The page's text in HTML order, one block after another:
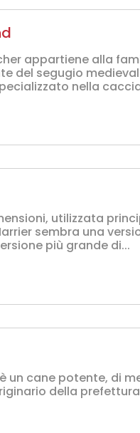
appartiene alla
del segugio
nella
utilizzata
sembra una
più grande di...
un cane potente, di
della